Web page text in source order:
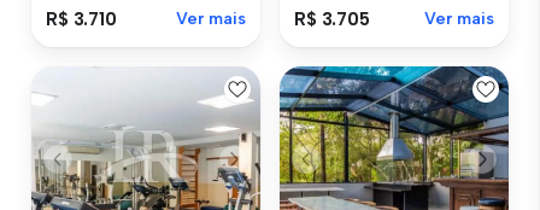
R$ 3.710 Ver mais R$ 3.705 Ver mais